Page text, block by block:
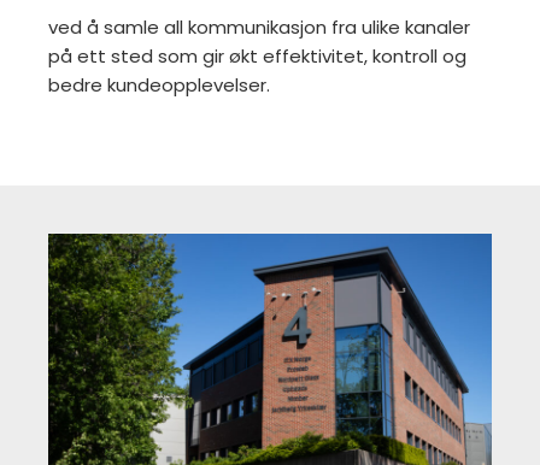
ved å samle all kommunikasjon fra ulike kanaler
på ett sted som gir økt effektivitet, kontroll og
bedre kundeopplevelser.